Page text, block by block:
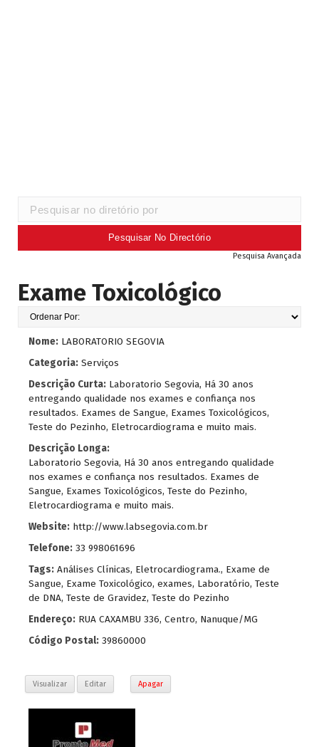
Pesquisa Avançada
Exame Toxicológico
Nome: LABORATORIO SEGOVIA
Categoria: Serviços
Descrição Curta: Laboratorio Segovia, Há 30 anos
entregando qualidade nos exames e confiança nos
resultados. Exames de Sangue, Exames Toxicológicos,
Teste do Pezinho, Eletrocardiograma e muito mais.
Descrição Longa:
Laboratorio Segovia, Há 30 anos entregando qualidade
nos exames e confiança nos resultados. Exames de
Sangue, Exames Toxicológicos, Teste do Pezinho,
Eletrocardiograma e muito mais.
Website: http://www.labsegovia.com.br
Telefone: 33 998061696
Tags: Análises Clínicas, Eletrocardiograma., Exame de
Sangue, Exame Toxicológico, exames, Laboratório, Teste
de DNA, Teste de Gravidez, Teste do Pezinho
Endereço: RUA CAXAMBU 336, Centro, Nanuque/MG
Código Postal: 39860000
Visualizar Editar Apagar